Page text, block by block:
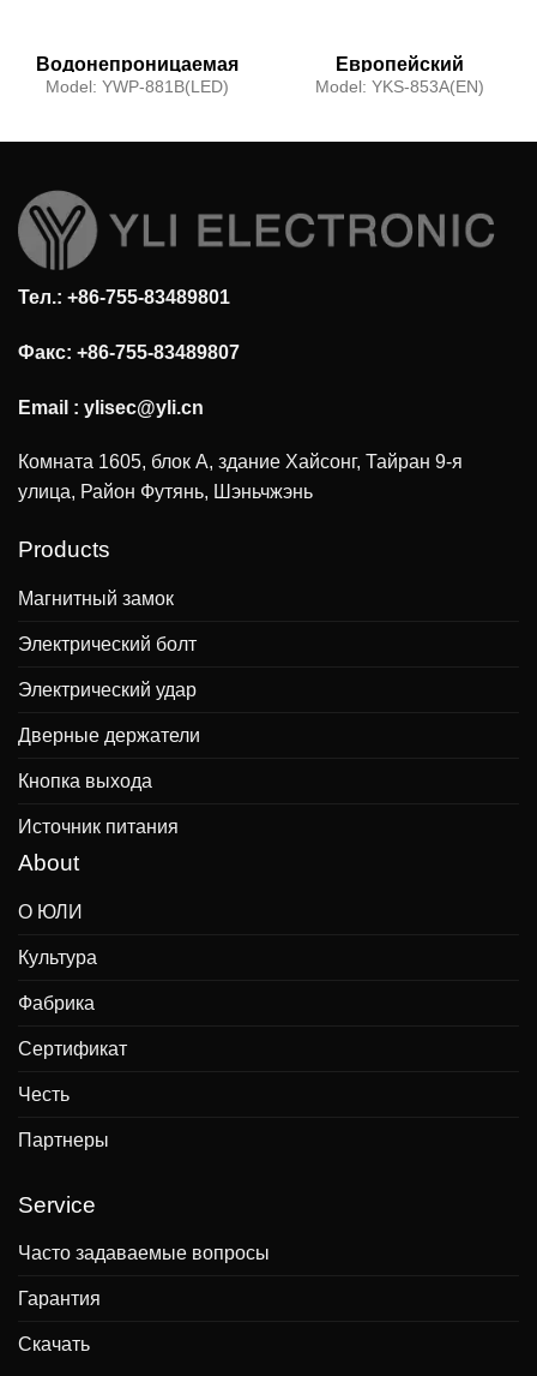
Водонепроницаемая
кнопка выхода
Model: YWP-881B(LED)
Европейский
стандарт
Model: YKS-853A(EN)
Тел.: +86-755-83489801
Факс: +86-755-83489807
Email : ylisec@yli.cn
Комната 1605, блок А, здание Хайсонг, Тайран 9-я
улица, Район Футянь, Шэньчжэнь
Products
Магнитный замок
Электрический болт
Электрический удар
Дверные держатели
Кнопка выхода
Источник питания
About
О ЮЛИ
Культура
Фабрика
Сертификат
Честь
Партнеры
Service
Часто задаваемые вопросы
Гарантия
Скачать